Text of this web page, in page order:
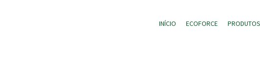
INÍCIO ECOFORCE PRODUTOS